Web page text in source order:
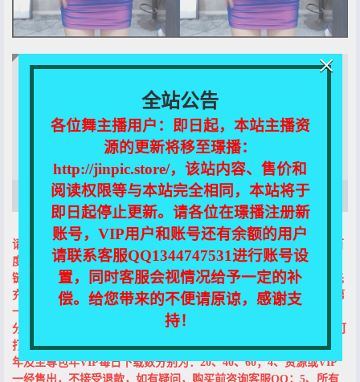
VIP用户可免费下载！
该资源没有添加描述！
请注意以下几条：1、本站所有图包及视频均以压缩包形式存储于百
度网盘，购买前请先确认能下载百度网盘资源；提取码在打开下载
链接时自动复制，在百度网盘页面直接粘贴就好了；2、购买前请先
充值或升级VIP，充值教程请见菜单栏的“充值&解压说明”或首页第
一个帖子；3、本站VIP分包月、黄金包年及至尊包年三种形式；部
分视频或合集的免费下载需至尊包年VIP权限，包月与黄金包年则可
打折（5折、1折）购买该类合集；为防止恶意下载，包月、黄金包
年及至尊包年VIP每日下载数分别为：20、40、60；4、资源或VIP
一经售出，不接受退款，如有疑问，购买前咨询客服QQ；5、所有
全站公告
各位舞主播用户：即日起，本站主播资
源的更新将移至璟播：
http://jinpic.store/，该站内容、售价和
阅读权限等与本站完全相同，本站将于
即日起停止更新。请各位在璟播注册新
账号，VIP用户和账号还有余额的用户
请联系客服QQ1344747531进行账号设
置，同时客服会视情况给予一定的补
偿。给您带来的不便请原谅，感谢支
持！
×